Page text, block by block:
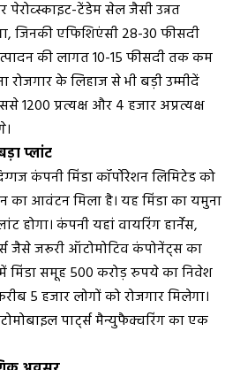
टेंडेम सेल जैसी उन्नत
जिनकी एफिशिएंसी 28-30 फीसदी
की लागत 10-15 फीसदी तक कम
रोजगार के लिहाज से भी बड़ी उम्मीदें
1200 प्रत्यक्ष और 4 हजार अप्रत्यक्ष
प्लांट
कंपनी मिंडा कॉर्पोरेशन लिमिटेड को
का आवंटन मिला है। यह मिंडा का यमुना
होगा। कंपनी यहां वायरिंग हार्नेस,
जैसे जरूरी ऑटोमोटिव कंपोनेंट्स का
मिंडा समूह 500 करोड़ रुपये का निवेश
5 हजार लोगों को रोजगार मिलेगा।
पार्ट्स मैन्युफैक्चरिंग का एक